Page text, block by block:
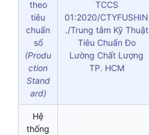
theo
tiêu
chuẩn
số
(Produ
ction
Stand
ard)
TCCS
01:2020/CTYFUSHIN
./Trung tâm Kỹ Thuật
Tiêu Chuẩn Đo
Lường Chất Lượng
TP. HCM
Hệ
thống